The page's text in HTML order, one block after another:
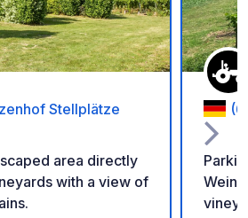
Stellplätze
area directly
with a view of